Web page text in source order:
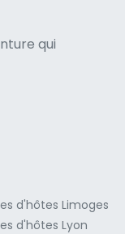
qui
d'hôtes Limoges
d'hôtes Lyon